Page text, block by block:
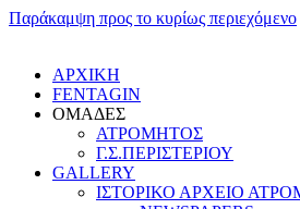
Παράκαμψη προς το κυρίως περιεχόμενο
ΑΡΧΙΚΗ
FENTAGIN
ΟΜΑΔΕΣ
ΑΤΡΟΜΗΤΟΣ
Γ.Σ.ΠEΡΙΣΤΕΡΙΟΥ
GALLERY
ΙΣΤΟΡΙΚΟ ΑΡΧΕΙΟ